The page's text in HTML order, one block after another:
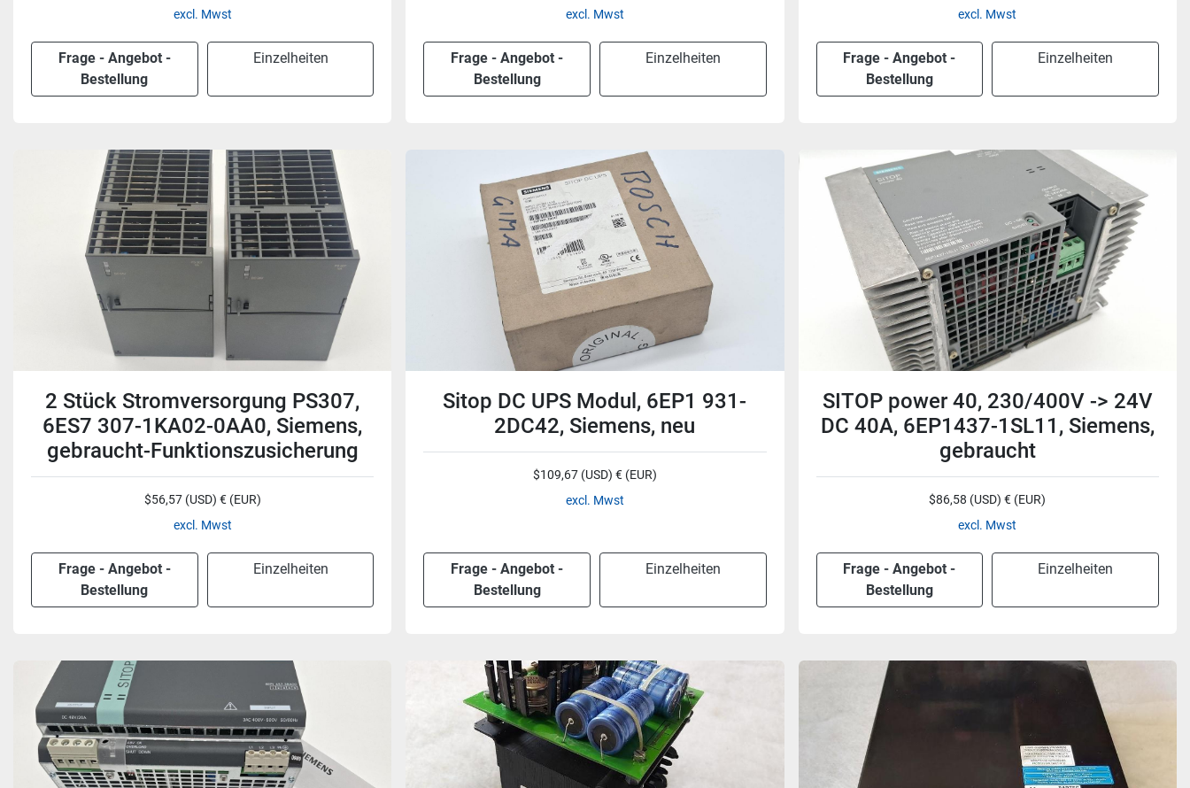
excl. Mwst
Frage - Angebot -
Bestellung
Einzelheiten
excl. Mwst
Frage - Angebot -
Bestellung
Einzelheiten
excl. Mwst
Frage - Angebot -
Bestellung
Einzelheiten
2 Stück Stromversorgung PS307,
6ES7 307-1KA02-0AA0, Siemens,
gebraucht-Funktionszusicherung
$56,57 (USD) € (EUR)
excl. Mwst
Frage - Angebot -
Bestellung
Einzelheiten
Sitop DC UPS Modul, 6EP1 931-
2DC42, Siemens, neu
$109,67 (USD) € (EUR)
excl. Mwst
Frage - Angebot -
Bestellung
Einzelheiten
SITOP power 40, 230/400V -> 24V
DC 40A, 6EP1437-1SL11, Siemens,
gebraucht
$86,58 (USD) € (EUR)
excl. Mwst
Frage - Angebot -
Bestellung
Einzelheiten